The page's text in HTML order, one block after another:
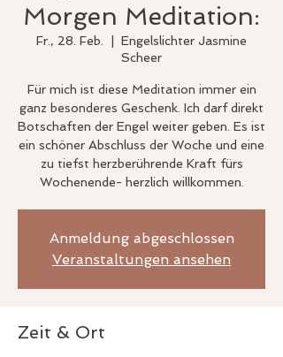
Morgen Meditation:
Fr., 28. Feb.
Engelslichter Jasmine
Scheer
Für mich ist diese Meditation immer ein
ganz besonderes Geschenk. Ich darf direkt
Botschaften der Engel weiter geben. Es ist
ein schöner Abschluss der Woche und eine
zu tiefst herzberührende Kraft fürs
Wochenende- herzlich willkommen.
Anmeldung abgeschlossen
Veranstaltungen ansehen
Zeit & Ort